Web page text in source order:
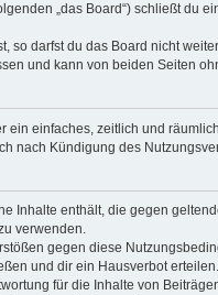
„das Board“) schließt
so darfst du das Board nicht
und kann von beiden Seiten
ein einfaches, zeitlich und
nach Kündigung des
Inhalte enthält, die gegen
verwenden.
gegen diese
und dir ein Hausverbot
für die Inhalte von